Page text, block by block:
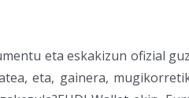
eta eskakizun ofizial
eta, gainera,